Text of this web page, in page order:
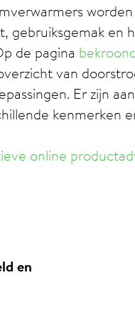
gebruiksgemak en
de pagina
van
Er zijn
kenmerken
online
en